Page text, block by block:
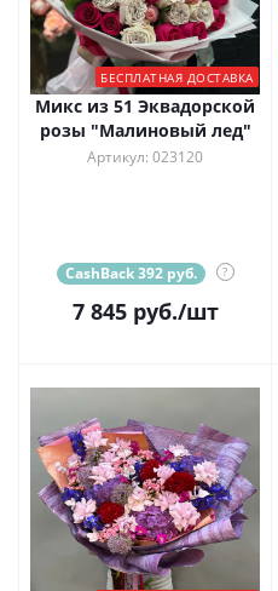
БЕСПЛАТНАЯ ДОСТАВКА
Микс из 51 Эквадорской
розы "Малиновый лед"
Артикул: 023120
CashBack 392 руб. ?
7 845руб./шт